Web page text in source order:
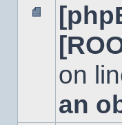
Aucun
message
non
on
an